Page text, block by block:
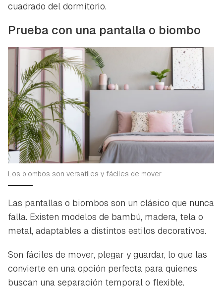
cuadrado del dormitorio.
Prueba con una pantalla o biombo
Los biombos son versatiles y fáciles de mover
Las pantallas o biombos son un clásico que nunca
falla. Existen modelos de bambú, madera, tela o
metal, adaptables a distintos estilos decorativos.
Son fáciles de mover, plegar y guardar, lo que las
convierte en una opción perfecta para quienes
buscan una separación temporal o flexible.